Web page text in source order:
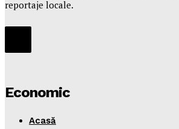
reportaje locale.
Economic
Acasă